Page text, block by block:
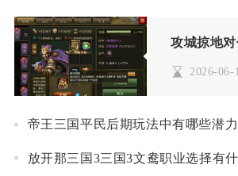
2026-06-
帝王三国平民后期玩法中有哪些潜
放开那三国3三国3文鸯职业选择有